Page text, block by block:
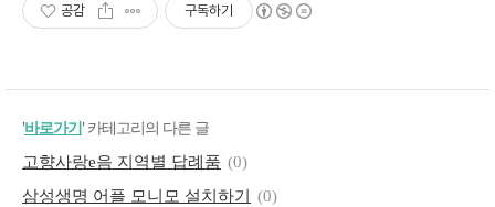
공감 구독하기
'바로가기' 카테고리의 다른 글
고향사랑e음 지역별 답례품 (0)
삼성생명 어플 모니모 설치하기
(0)